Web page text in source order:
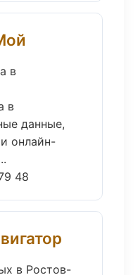
в
в
данные,
онлайн-
48
в Ростов-